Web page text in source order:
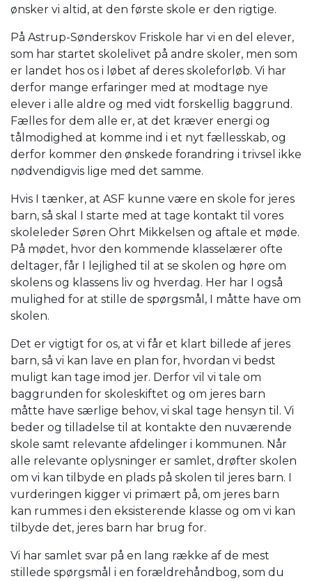
ønsker vi altid, at den første skole er den rigtige.
På Astrup-Sønderskov Friskole har vi en del elever,
som har startet skolelivet på andre skoler, men som
er landet hos os i løbet af deres skoleforløb. Vi har
derfor mange erfaringer med at modtage nye
elever i alle aldre og med vidt forskellig baggrund.
Fælles for dem alle er, at det kræver energi og
tålmodighed at komme ind i et nyt fællesskab, og
derfor kommer den ønskede forandring i trivsel ikke
nødvendigvis lige med det samme.
Hvis I tænker, at ASF kunne være en skole for jeres
barn, så skal I starte med at tage kontakt til vores
skoleleder Søren Ohrt Mikkelsen og aftale et møde.
På mødet, hvor den kommende klasselærer ofte
deltager, får I lejlighed til at se skolen og høre om
skolens og klassens liv og hverdag. Her har I også
mulighed for at stille de spørgsmål, I måtte have om
skolen.
Det er vigtigt for os, at vi får et klart billede af jeres
barn, så vi kan lave en plan for, hvordan vi bedst
muligt kan tage imod jer. Derfor vil vi tale om
baggrunden for skoleskiftet og om jeres barn
måtte have særlige behov, vi skal tage hensyn til. Vi
beder og tilladelse til at kontakte den nuværende
skole samt relevante afdelinger i kommunen. Når
alle relevante oplysninger er samlet, drøfter skolen
om vi kan tilbyde en plads på skolen til jeres barn. I
vurderingen kigger vi primært på, om jeres barn
kan rummes i den eksisterende klasse og om vi kan
tilbyde det, jeres barn har brug for.
Vi har samlet svar på en lang række af de mest
stillede spørgsmål i en forældrehåndbog, som du